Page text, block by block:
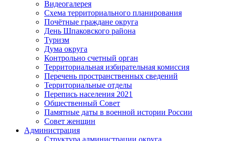
Видеогалерея
Схема территориального планирования
Почётные граждане округа
День Шпаковского района
Туризм
Дума округа
Контрольно счетный орган
Территориальная избирательная комиссия
Перечень пространственных сведений
Территориальные отделы
Перепись населения 2021
Общественный Совет
Памятные даты в военной истории России
Совет женщин
Администрация